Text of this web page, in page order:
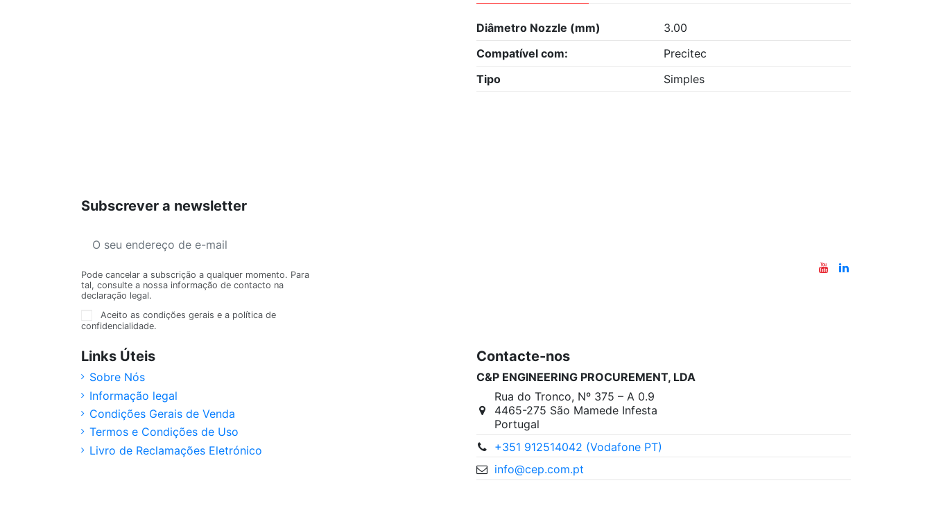
Diâmetro Nozzle (mm)
3.00
Compatível com:
Precitec
Tipo
Simples
Subscrever a newsletter
Pode cancelar a subscrição a qualquer momento. Para
tal, consulte a nossa informação de contacto na
declaração legal.
Aceito as condições gerais e a política de
confidencialidade.
Links Úteis
Sobre Nós
Informação legal
Condições Gerais de Venda
Termos e Condições de Uso
Livro de Reclamações Eletrónico
Contacte-nos
C&P ENGINEERING PROCUREMENT, LDA
Rua do Tronco, Nº 375 – A 0.9
4465-275 São Mamede Infesta
Portugal
+351 912514042 (Vodafone PT)
info@cep.com.pt